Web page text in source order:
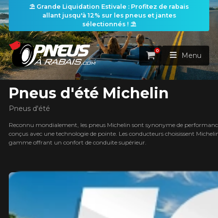
⛱️ Grande Liquidation Estivale : Profitez de rabais
allant jusqu'à 12% sur les pneus et jantes
sélectionnés ! ⛱️
ACCUEIL
RECHERCHE DE PNEUS
Rechercher par
Par véhicule
Recherche par dimensions DIAMÈTRE
ROUES
RECHERCHE DE ROUES VOIR TOUT
Par véhicule Par dimensions
ENSEMBLES
RECHERCHE D'ENSEMBLES
Panier
0
Menu
Pneus d'été Michelin
Pneus d'été
Reconnu mondialement, les pneus Michelin sont synonyme de
conçus avec une technologie de pointe. Les conducteurs choisissent
gamme offrant un confort de conduite supérieur.
les filtres